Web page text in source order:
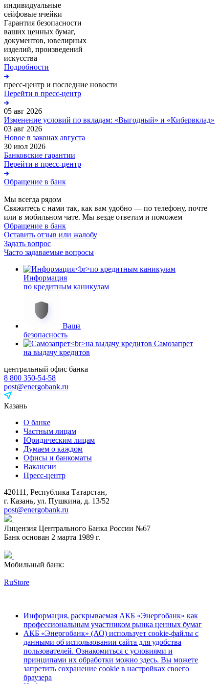
индивидуальные
сейфовые ячейки
Гарантия безопасности
ваших ценных бумаг,
документов, ювелирных
изделий, произведений
искусства
Подробности
пресс-центр и последние новости
Перейти в пресс-центр
05 авг 2026
Изменение условий по вкладам: «Выгодный» и «Кибервклад»
03 авг 2026
Новое в законах августа
30 июл 2026
Банковские гарантии
Перейти в пресс-центр
Обращение в банк
Мы всегда рядом
Свяжитесь с нами так, как вам удобно — по телефону, почте
или в мобильном чате. Мы везде ответим и поможем
Обращение в банк
Оставить отзыв или жалобу
Задать вопрос
Часто задаваемые вопросы
Информация
по кредитным каникулам
Ваша
безопасность
Самозапрет
на выдачу кредитов
центральный офис банка
8 800 350-54-58
post@energobank.ru
Казань
О банке
Частным лицам
Юридическим лицам
Думаем о каждом
Офисы и банкоматы
Вакансии
Пресс-центр
420111, Республика Татарстан,
г. Казань, ул. Пушкина, д. 13/52
post@energobank.ru
Лицензия Центрального Банка России №67
Банк основан 2 марта 1989 г.
Мобильный банк:
RuStore
Информация, раскрываемая АКБ «Энергобанк» как
профессиональным участником рынка ценных бумаг
АКБ «Энергобанк» (АО) использует cookie-файлы с
данными об использовании сайта для удобства
пользователей. Ознакомиться с условиями и
принципами их обработки можно здесь. Вы можете
запретить сохранение cookie в настройках своего
браузера